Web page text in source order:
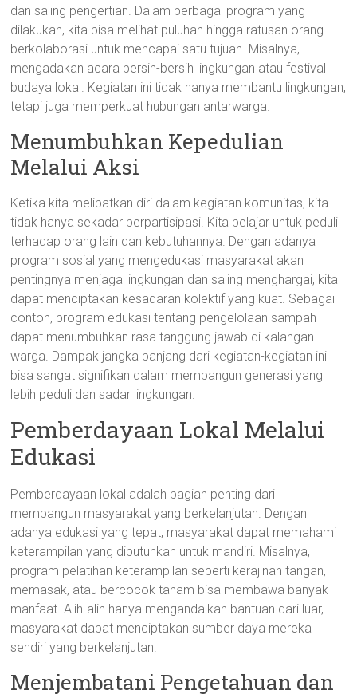
dan saling pengertian. Dalam berbagai program yang
dilakukan, kita bisa melihat puluhan hingga ratusan orang
berkolaborasi untuk mencapai satu tujuan. Misalnya,
mengadakan acara bersih-bersih lingkungan atau festival
budaya lokal. Kegiatan ini tidak hanya membantu lingkungan,
tetapi juga memperkuat hubungan antarwarga.
Menumbuhkan Kepedulian
Melalui Aksi
Ketika kita melibatkan diri dalam kegiatan komunitas, kita
tidak hanya sekadar berpartisipasi. Kita belajar untuk peduli
terhadap orang lain dan kebutuhannya. Dengan adanya
program sosial yang mengedukasi masyarakat akan
pentingnya menjaga lingkungan dan saling menghargai, kita
dapat menciptakan kesadaran kolektif yang kuat. Sebagai
contoh, program edukasi tentang pengelolaan sampah
dapat menumbuhkan rasa tanggung jawab di kalangan
warga. Dampak jangka panjang dari kegiatan-kegiatan ini
bisa sangat signifikan dalam membangun generasi yang
lebih peduli dan sadar lingkungan.
Pemberdayaan Lokal Melalui
Edukasi
Pemberdayaan lokal adalah bagian penting dari
membangun masyarakat yang berkelanjutan. Dengan
adanya edukasi yang tepat, masyarakat dapat memahami
keterampilan yang dibutuhkan untuk mandiri. Misalnya,
program pelatihan keterampilan seperti kerajinan tangan,
memasak, atau bercocok tanam bisa membawa banyak
manfaat. Alih-alih hanya mengandalkan bantuan dari luar,
masyarakat dapat menciptakan sumber daya mereka
sendiri yang berkelanjutan.
Menjembatani Pengetahuan dan